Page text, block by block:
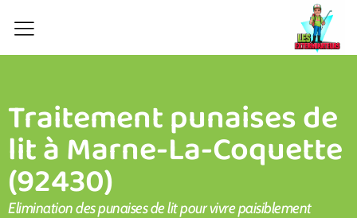
Traitement punaises de
lit à Marne-La-Coquette
(92430)
Elimination des punaises de lit pour vivre paisiblement